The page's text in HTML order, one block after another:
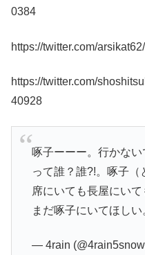
0384
https://twitter.com/
https://twitter.com/
40928
啄子ーーー。行かな
って誰？誰?!。啄子
席にいても長屋にい
まだ啄子にいてほしい
— 4rain